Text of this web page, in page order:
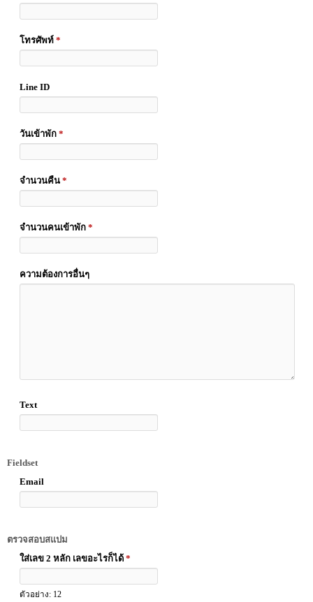
โทรศัพท์ *
Line ID
วันเข้าพัก *
จำนวนคืน *
จำนวนคนเข้าพัก *
ความต้องการอื่นๆ
Text
Fieldset
Email
ตรวจสอบสแปม
ใส่เลข 2 หลัก เลขอะไรก็ได้ *
ตัวอย่าง: 12